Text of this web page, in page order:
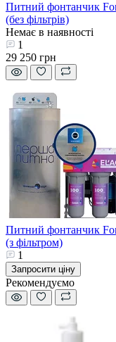
Питний фонтанчик
(без фільтрів)
Немає в наявності
1
29 250 грн
Питний фонтанчик
(з фільтром)
1
Запросити ціну
Рекомендуємо